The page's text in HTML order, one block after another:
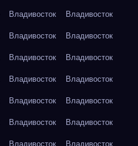
Владивосток
Владивосток
Владивосток
Владивосток
Владивосток
Владивосток
Владивосток
Владивосток
Владивосток
Владивосток
Владивосток
Владивосток